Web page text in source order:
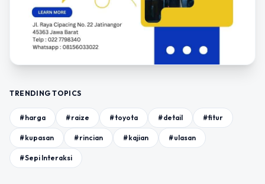
TRENDING TOPICS
#harga #raize #toyota #detail #fitur
#kupasan #rincian #kajian #ulasan
#Sepi Interaksi